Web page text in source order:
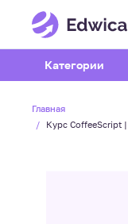
Открыть
Категории
Главная
Курс CoffeeScript